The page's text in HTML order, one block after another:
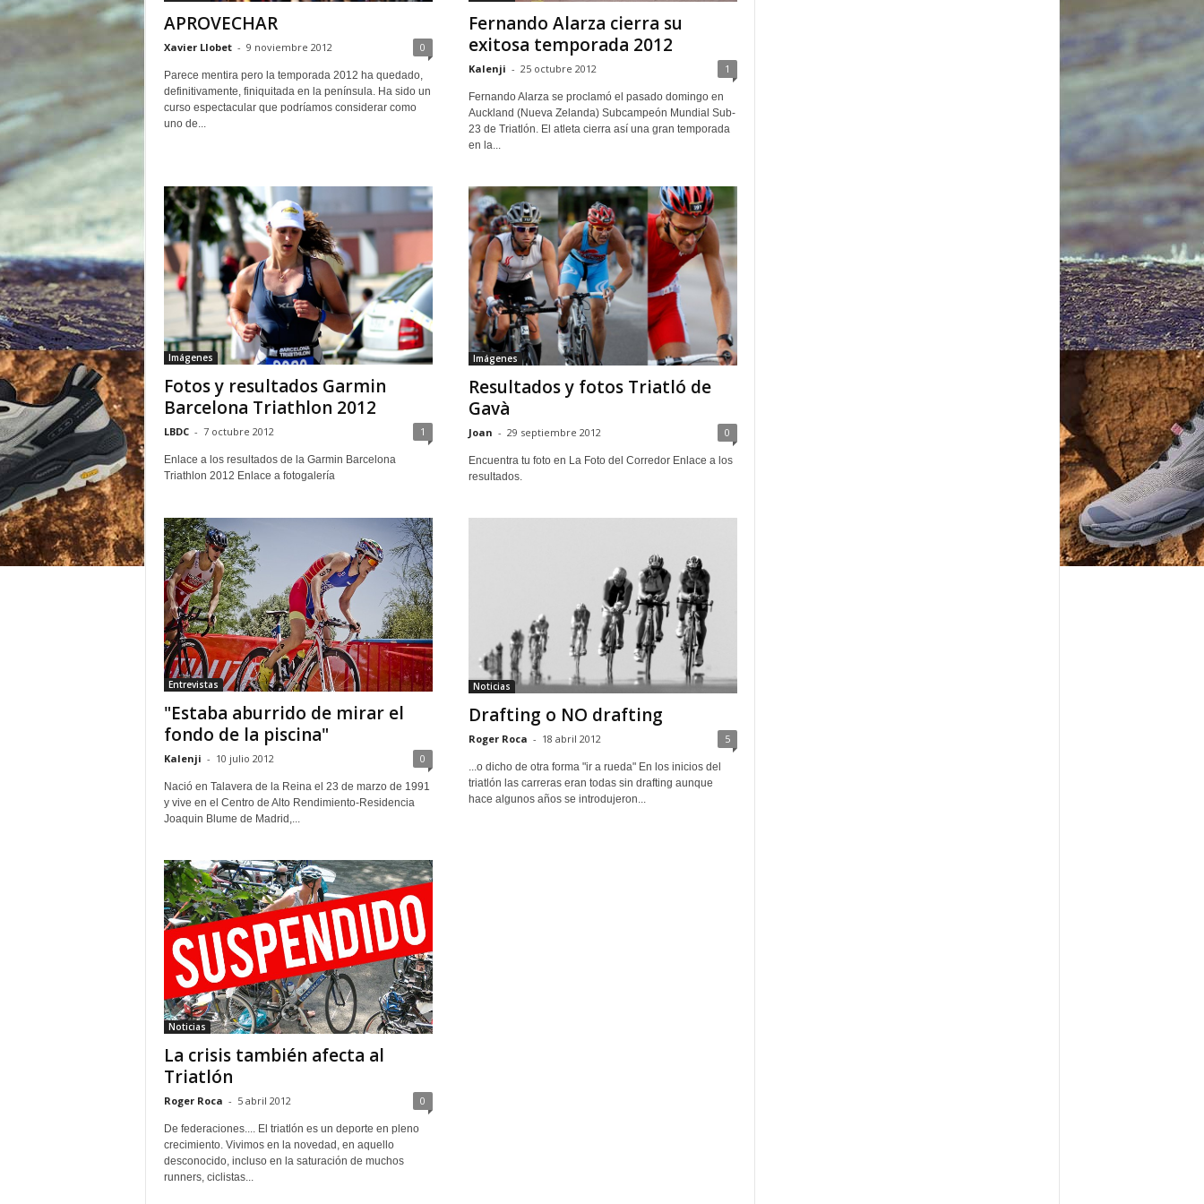
APROVECHAR
Xavier Llobet - 9 noviembre 2012 0
Parece mentira pero la temporada 2012 ha quedado,
definitivamente, finiquitada en la península. Ha sido un
curso espectacular que podríamos considerar como
uno de...
Fernando Alarza cierra su
exitosa temporada 2012
Kalenji - 25 octubre 2012 1
Fernando Alarza se proclamó el pasado domingo en
Auckland (Nueva Zelanda) Subcampeón Mundial Sub-
23 de Triatlón. El atleta cierra así una gran temporada
en la...
Imágenes
Fotos y resultados Garmin
Barcelona Triathlon 2012
LBDC - 7 octubre 2012 1
Enlace a los resultados de la Garmin Barcelona
Triathlon 2012 Enlace a fotogalería
Imágenes
Resultados y fotos Triatló de
Gavà
Joan - 29 septiembre 2012 0
Encuentra tu foto en La Foto del Corredor Enlace a los
resultados.
Entrevistas
"Estaba aburrido de mirar el
fondo de la piscina"
Kalenji - 10 julio 2012 0
Nació en Talavera de la Reina el 23 de marzo de 1991
y vive en el Centro de Alto Rendimiento-Residencia
Joaquin Blume de Madrid,...
Noticias
Drafting o NO drafting
Roger Roca - 18 abril 2012 5
...o dicho de otra forma "ir a rueda" En los inicios del
triatlón las carreras eran todas sin drafting aunque
hace algunos años se introdujeron...
Noticias
La crisis también afecta al
Triatlón
Roger Roca - 5 abril 2012 0
De federaciones.... El triatlón es un deporte en pleno
crecimiento. Vivimos en la novedad, en aquello
desconocido, incluso en la saturación de muchos
runners, ciclistas...